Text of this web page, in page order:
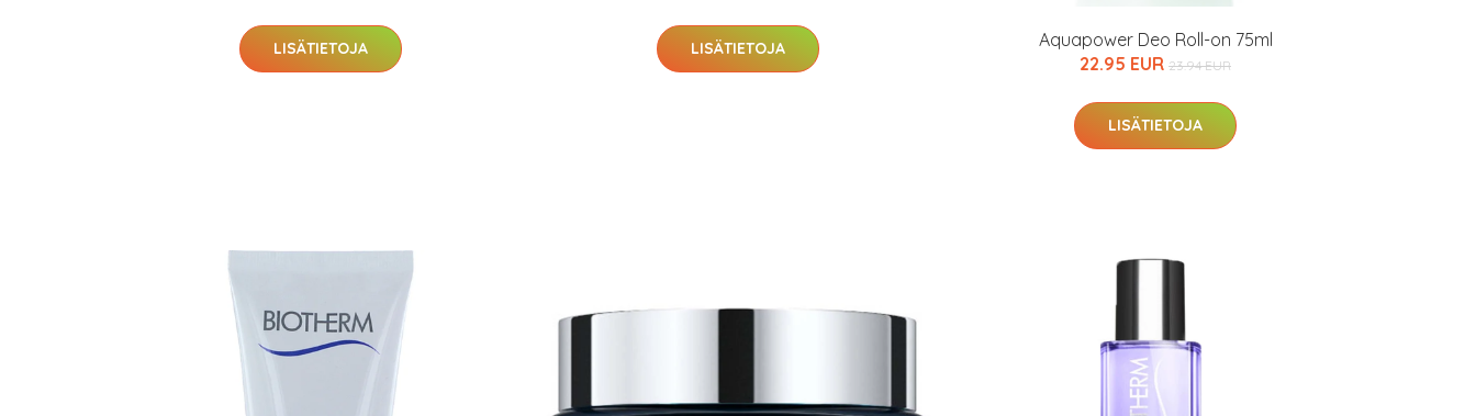
LISÄTIETOJA LISÄTIETOJA
Aquapower Deo Roll-on 75ml
22.95 EUR 23.94 EUR
LISÄTIETOJA
Erikoistarjous
KATSO TARJOUS